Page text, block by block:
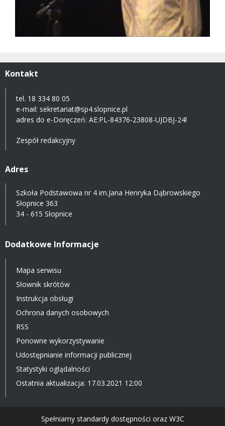
Kontakt
tel. 18 334 80 05
e-mail: sekretariat@sp4.slopnice.pl
adres do e-Doręczeń: AE:PL-84376-23808-UJDBJ-24l
Zespół redakcyjny
Adres
Szkoła Podstawowa nr 4 im.Jana Henryka Dąbrowskiego
Słopnice 363
34 - 615 Słopnice
Dodatkowe Informacje
Mapa serwisu
Słownik skrótów
Instrukcja obsługi
Ochrona danych osobowych
RSS
Ponowne wykorzystywanie
Udostępnianie informacji publicznej
Statystyki oglądalności
Ostatnia aktualizacja: 17.03.2021 12:00
Spełniamy standardy dostępności oraz W3C